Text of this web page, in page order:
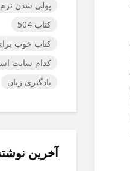
پولی شدن نرم
کتاب 504
کتاب خوب
کدام سایت
یادگیری زبان
آخرین